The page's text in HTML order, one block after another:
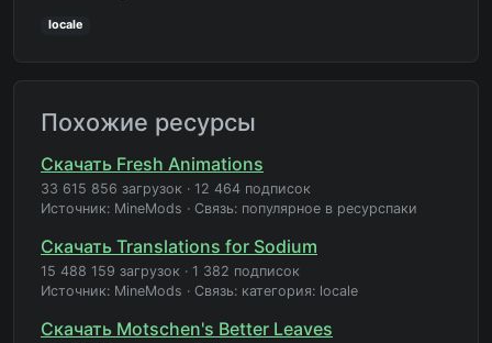
locale
Похожие ресурсы
Скачать Fresh Animations
33 615 856 загрузок · 12 464 подписок
Источник: MineMods · Связь: популярное в ресурспаки
Скачать Translations for Sodium
15 488 159 загрузок · 1 382 подписок
Источник: MineMods · Связь: категория: locale
Скачать Motschen's Better Leaves